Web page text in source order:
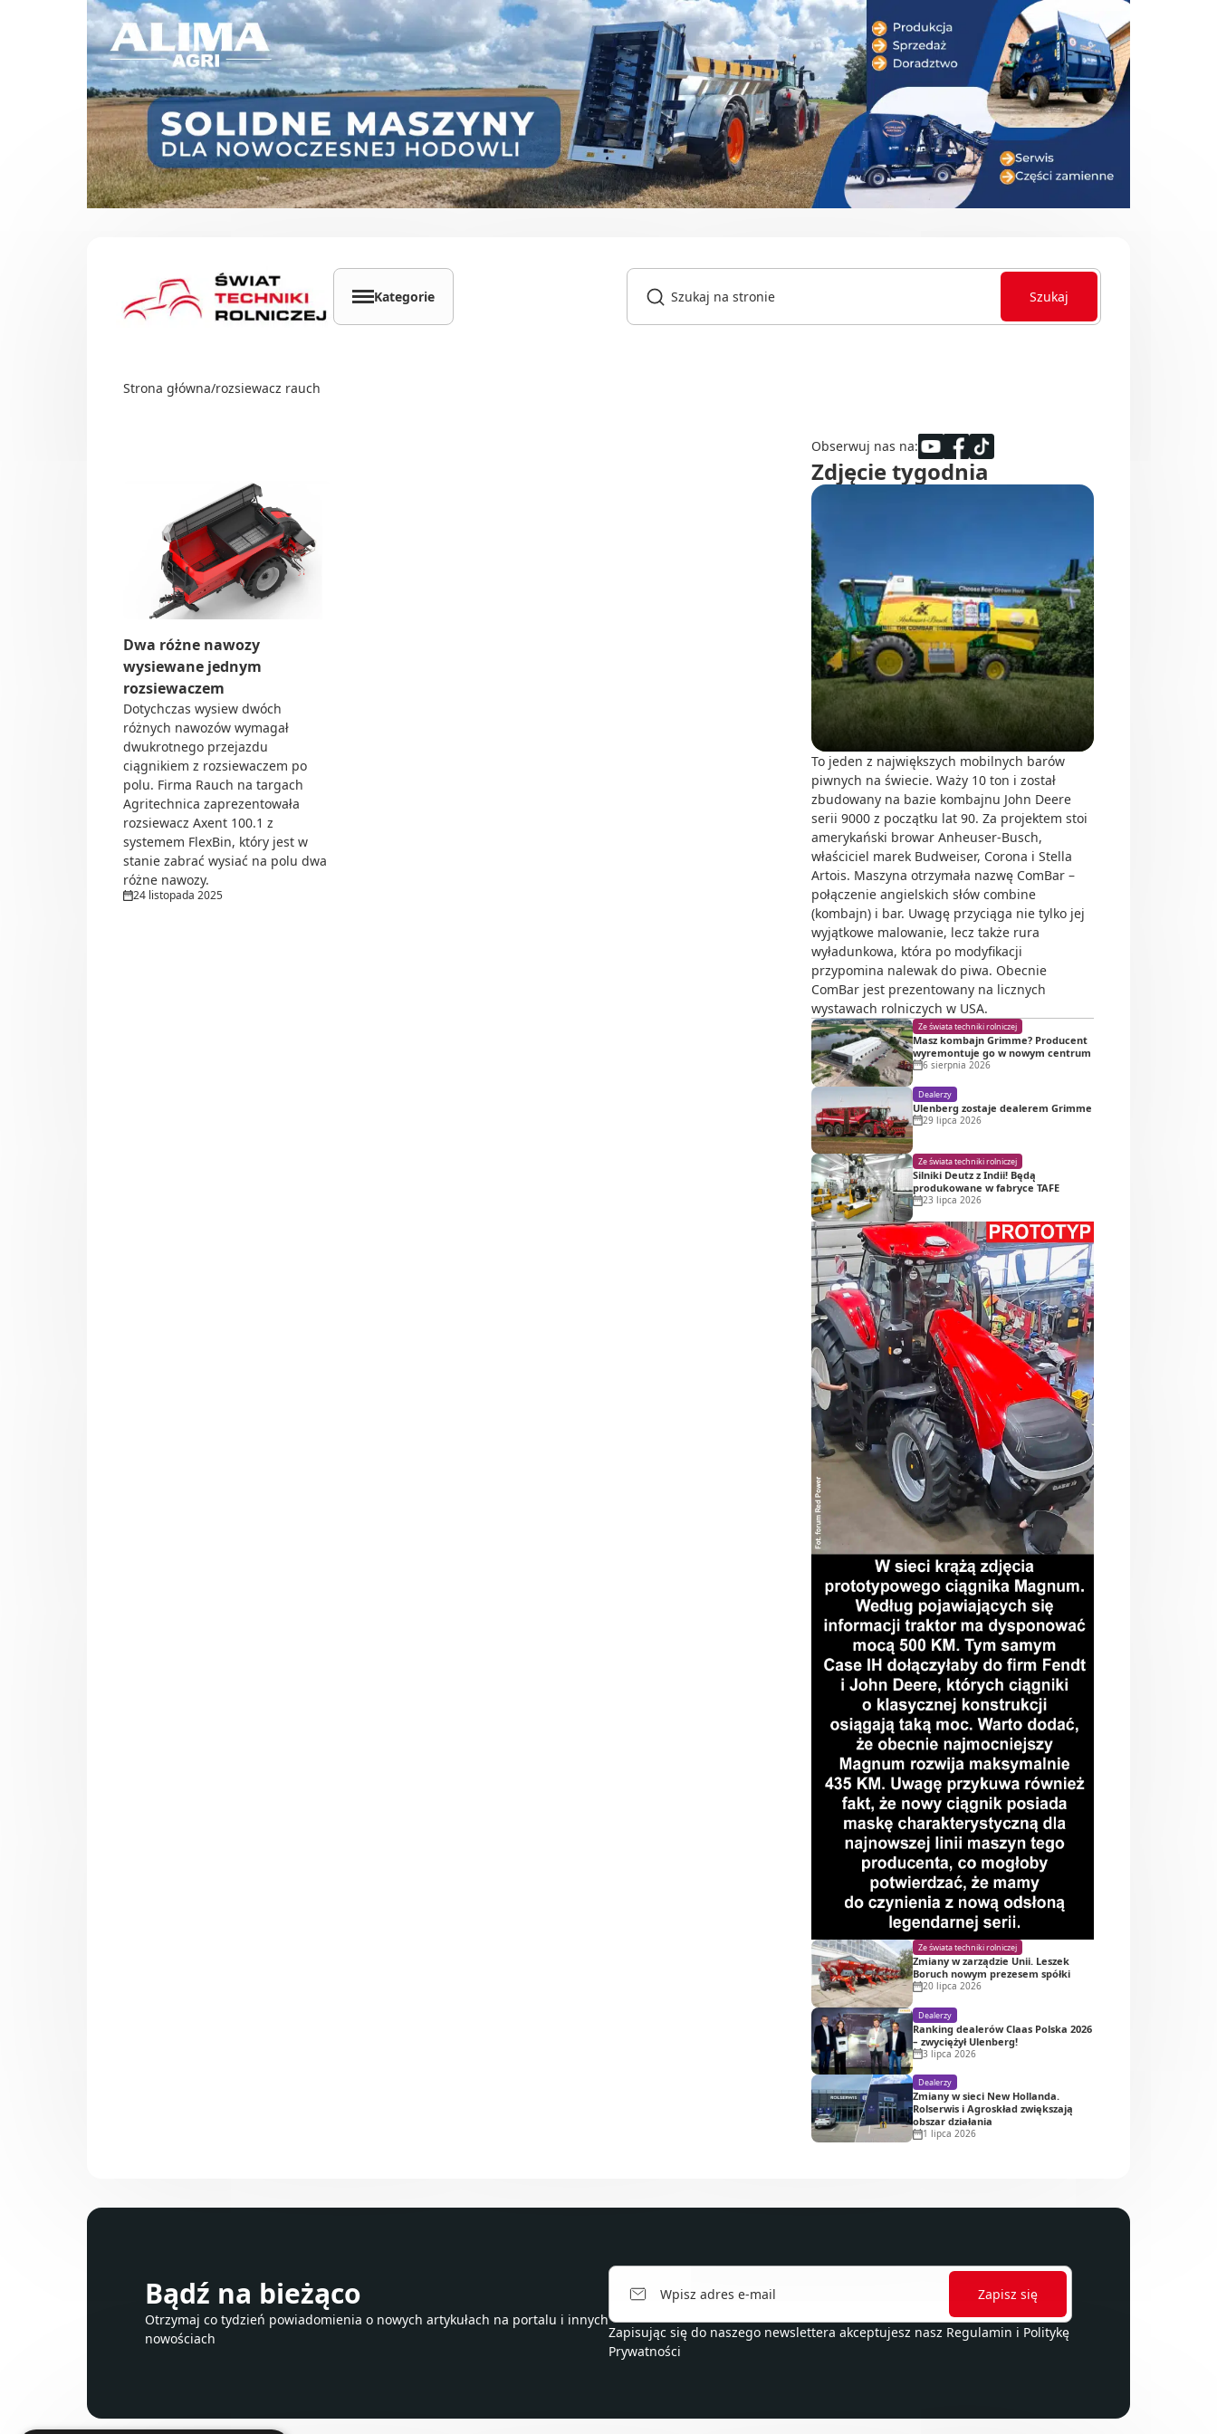
Przejdź do treści
Kategorie Szukaj
Strona główna/rozsiewacz rauch
Dwa różne nawozy
wysiewane jednym
rozsiewaczem
Dotychczas wysiew dwóch
różnych nawozów wymagał
dwukrotnego przejazdu
ciągnikiem z rozsiewaczem po
polu. Firma Rauch na targach
Agritechnica zaprezentowała
rozsiewacz Axent 100.1 z
systemem FlexBin, który jest w
stanie zabrać wysiać na polu dwa
różne nawozy.
24 listopada 2025
Obserwuj nas na:
Zdjęcie tygodnia
To jeden z największych mobilnych barów
piwnych na świecie. Waży 10 ton i został
zbudowany na bazie kombajnu John Deere
serii 9000 z początku lat 90. Za projektem stoi
amerykański browar Anheuser-Busch,
właściciel marek Budweiser, Corona i Stella
Artois. Maszyna otrzymała nazwę ComBar –
połączenie angielskich słów combine
(kombajn) i bar. Uwagę przyciąga nie tylko jej
wyjątkowe malowanie, lecz także rura
wyładunkowa, która po modyfikacji
przypomina nalewak do piwa. Obecnie
ComBar jest prezentowany na licznych
wystawach rolniczych w USA.
Ze świata techniki rolniczej
Masz kombajn Grimme? Producent
wyremontuje go w nowym centrum
6 sierpnia 2026
Dealerzy
Ulenberg zostaje dealerem Grimme
29 lipca 2026
Ze świata techniki rolniczej
Silniki Deutz z Indii! Będą
produkowane w fabryce TAFE
23 lipca 2026
Ze świata techniki rolniczej
Zmiany w zarządzie Unii. Leszek
Boruch nowym prezesem spółki
20 lipca 2026
Dealerzy
Ranking dealerów Claas Polska 2026
– zwyciężył Ulenberg!
3 lipca 2026
Dealerzy
Zmiany w sieci New Hollanda.
Rolserwis i Agroskład zwiększają
obszar działania
1 lipca 2026
Bądź na bieżąco
Otrzymaj co tydzień powiadomienia o nowych artykułach na portalu i innych
nowościach
Zapisując się do naszego newslettera akceptujesz nasz Regulamin i Politykę
Prywatności